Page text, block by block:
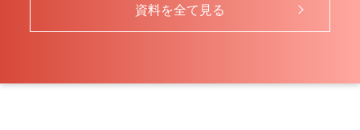
資料を全て見る